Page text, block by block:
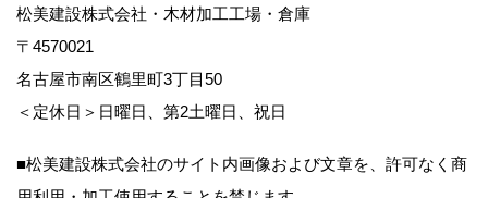
松美建設株式会社・木材加工工場・倉庫
〒4570021
名古屋市南区鶴里町3丁目50
＜定休日＞日曜日、第2土曜日、祝日
■松美建設株式会社のサイト内画像および文章を、許可なく商